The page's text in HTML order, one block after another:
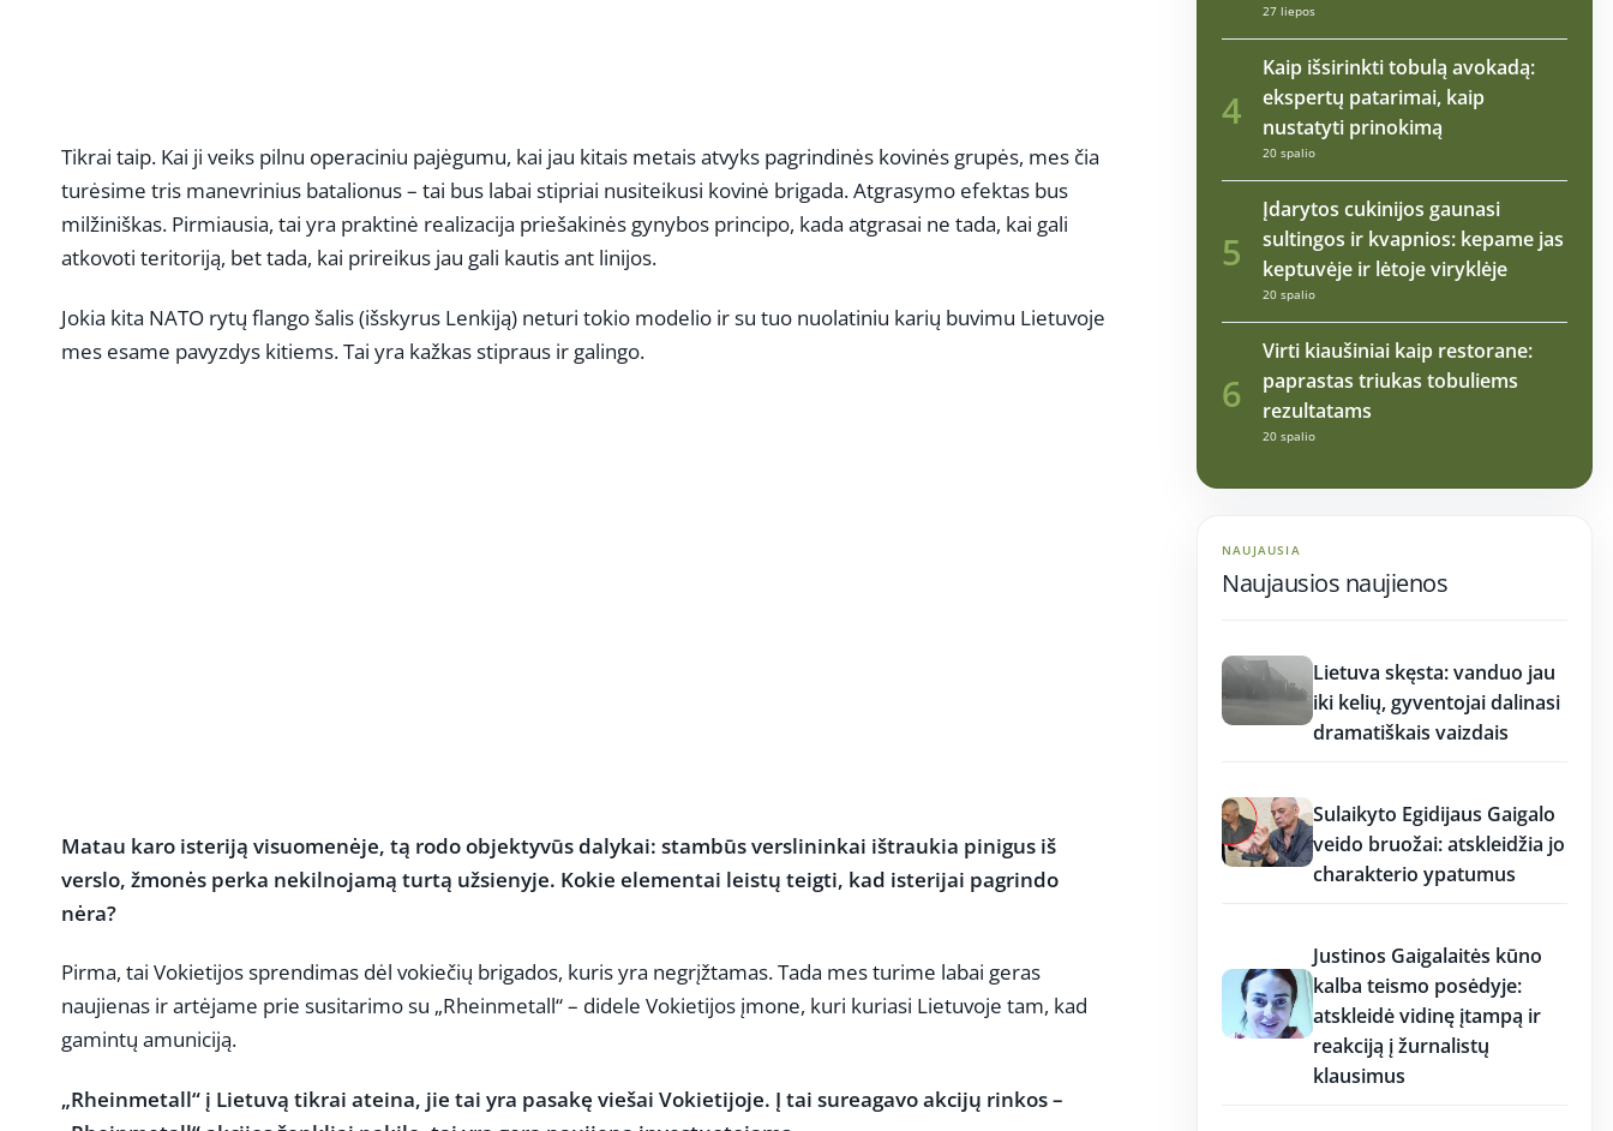
Tikrai taip. Kai ji veiks pilnu operaciniu pajėgumu, kai jau kitais metais atvyks pagrindinės kovinės grupės, mes čia
turėsime tris manevrinius batalionus – tai bus labai stipriai nusiteikusi kovinė brigada. Atgrasymo efektas bus
milžiniškas. Pirmiausia, tai yra praktinė realizacija priešakinės gynybos principo, kada atgrasai ne tada, kai gali
atkovoti teritoriją, bet tada, kai prireikus jau gali kautis ant linijos.
Jokia kita NATO rytų flango šalis (išskyrus Lenkiją) neturi tokio modelio ir su tuo nuolatiniu karių buvimu Lietuvoje
mes esame pavyzdys kitiems. Tai yra kažkas stipraus ir galingo.
Matau karo isteriją visuomenėje, tą rodo objektyvūs dalykai: stambūs verslininkai ištraukia pinigus iš
verslo, žmonės perka nekilnojamą turtą užsienyje. Kokie elementai leistų teigti, kad isterijai pagrindo
nėra?
Pirma, tai Vokietijos sprendimas dėl vokiečių brigados, kuris yra negrįžtamas. Tada mes turime labai geras
naujienas ir artėjame prie susitarimo su „Rheinmetall“ – didele Vokietijos įmone, kuri kuriasi Lietuvoje tam, kad
gamintų amuniciją.
„Rheinmetall“ į Lietuvą tikrai ateina, jie tai yra pasakę viešai Vokietijoje. Į tai sureagavo akcijų rinkos –
27 liepos
4
Kaip išsirinkti tobulą avokadą:
ekspertų patarimai, kaip
nustatyti prinokimą
20 spalio
5
Įdarytos cukinijos gaunasi
sultingos ir kvapnios: kepame jas
keptuvėje ir lėtoje viryklėje
20 spalio
6
Virti kiaušiniai kaip restorane:
paprastas triukas tobuliems
rezultatams
20 spalio
NAUJAUSIA
Naujausios naujienos
Lietuva skęsta: vanduo jau
iki kelių, gyventojai dalinasi
dramatiškais vaizdais
Sulaikyto Egidijaus Gaigalo
veido bruožai: atskleidžia jo
charakterio ypatumus
Justinos Gaigalaitės kūno
kalba teismo posėdyje:
atskleidė vidinę įtampą ir
reakciją į žurnalistų
klausimus